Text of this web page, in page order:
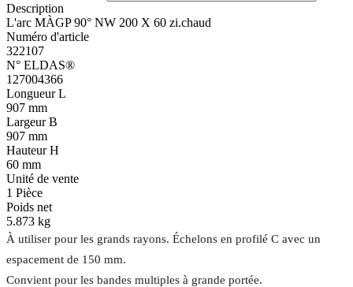
Description
L'arc MÀGP 90° NW 200 X 60 zi.chaud
Numéro d'article
322107
N° ELDAS®
127004366
Longueur L
907 mm
Largeur B
907 mm
Hauteur H
60 mm
Unité de vente
1 Pièce
Poids net
5.873 kg
À utiliser pour les grands rayons. Échelons en profilé C avec un
espacement de 150 mm.
Convient pour les bandes multiples à grande portée.